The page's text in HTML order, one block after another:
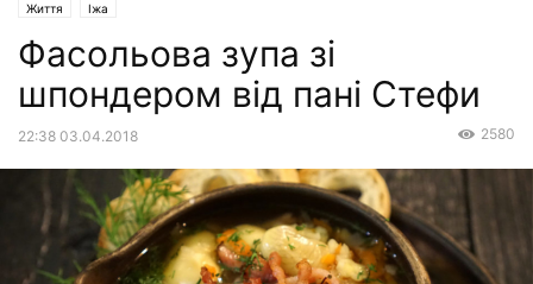
Життя Іжа
Фасольова зупа зі
шпондером від пані Стефи
22:38 03.04.2018 2580